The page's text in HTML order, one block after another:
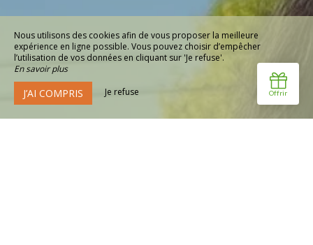
Nous utilisons des cookies afin de vous proposer la meilleure
expérience en ligne possible. Vous pouvez choisir d’empêcher
l’utilisation de vos données en cliquant sur 'Je refuse'.
En savoir plus
J’AI COMPRIS Je refuse